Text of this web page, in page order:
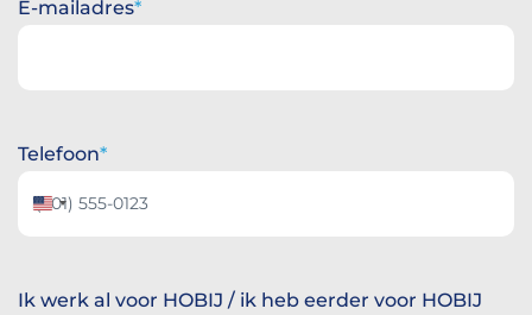
E-mailadres
Telefoon
Verenigde
Ik werk al voor HOBIJ / ik heb eerder voor HOBIJ